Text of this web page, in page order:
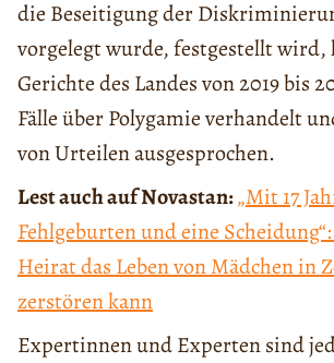
die Beseitigung der
vorgelegt wurde, festgestellt wird,
Gerichte des Landes von 2019 bis
Fälle über Polygamie verhandelt
von Urteilen ausgesprochen.
Lest auch auf Novastan:„Mit 17
Fehlgeburten und eine
Heirat das Leben von Mädchen in
zerstören kann
Expertinnen und Experten sind